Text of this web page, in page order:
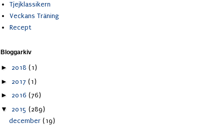
Tjejklassikern
Veckans Träning
Recept
Bloggarkiv
► 2018 (1)
► 2017 (1)
► 2016 (76)
▼ 2015 (289)
december (19)